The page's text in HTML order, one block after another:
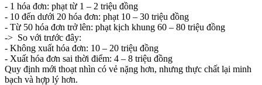
- 1 hóa đơn: phạt từ 1 – 2 triệu đồng
- 10 đến dưới 20 hóa đơn: phạt 10 – 30 triệu đồng
- Từ 50 hóa đơn trở lên: phạt kịch khung 60 – 80 triệu đồng
-> So với trước đây:
- Không xuất hóa đơn: 10 – 20 triệu đồng
- Xuất hóa đơn sai thời điểm: 4 – 8 triệu đồng
Quy định mới thoạt nhìn có vẻ nặng hơn, nhưng thực chất lại minh
bạch và hợp lý hơn.